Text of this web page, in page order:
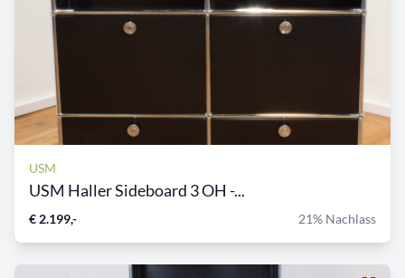
USM
USM Haller Sideboard 3 OH -...
€ 2.199,- 21% Nachlass